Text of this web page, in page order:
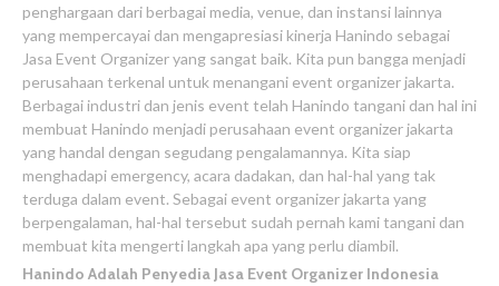
Hanindo Adalah Penyedia Jasa Event Organizer Indonesia
penghargaan dari berbagai media, venue, dan instansi lainnya
yang mempercayai dan mengapresiasi kinerja Hanindo sebagai
Jasa Event Organizer yang sangat baik. Kita pun bangga menjadi
perusahaan terkenal untuk menangani event organizer jakarta.
Berbagai industri dan jenis event telah Hanindo tangani dan hal ini
membuat Hanindo menjadi perusahaan event organizer jakarta
yang handal dengan segudang pengalamannya. Kita siap
menghadapi emergency, acara dadakan, dan hal-hal yang tak
terduga dalam event. Sebagai event organizer jakarta yang
berpengalaman, hal-hal tersebut sudah pernah kami tangani dan
membuat kita mengerti langkah apa yang perlu diambil.